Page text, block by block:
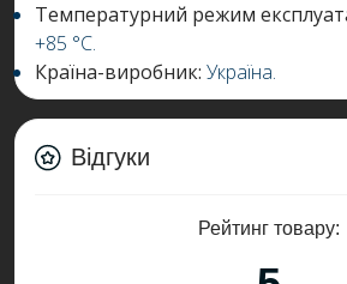
Температурний режим
+85 °C.
Країна-виробник: Україна.
Відгуки
Рейтинг товару: